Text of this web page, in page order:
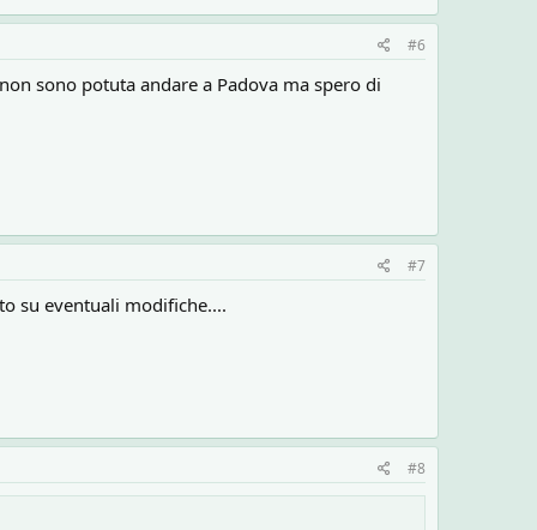
#6
sono potuta andare a Padova ma spero di
#7
su eventuali modifiche....
#8